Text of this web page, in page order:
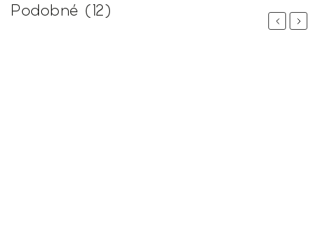
Podobné (12)
PreviousNext